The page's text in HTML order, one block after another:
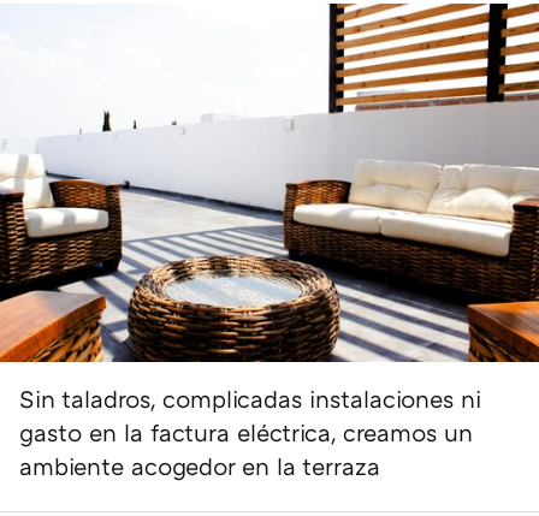
Sin taladros, complicadas instalaciones ni
gasto en la factura eléctrica, creamos un
ambiente acogedor en la terraza